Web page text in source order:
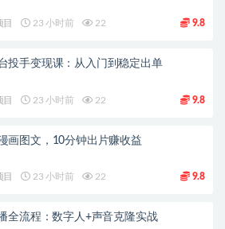
目 23 小时前 22 9.8
投手变现课：从入门到稳定出单
目 23 小时前 22 9.8
画图文，10分钟出片赚收益
目 23 小时前 22 9.8
全流程：数字人+声音克隆实战